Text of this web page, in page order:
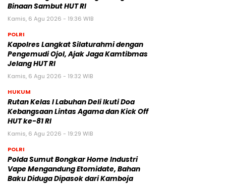
Binaan Sambut HUT RI
Kamis, 6 Agu 2026 - 19:36 WIB
POLRI
Kapolres Langkat Silaturahmi dengan
Pengemudi Ojol, Ajak Jaga Kamtibmas
Jelang HUT RI
Kamis, 6 Agu 2026 - 19:32 WIB
HUKUM
Rutan Kelas I Labuhan Deli Ikuti Doa
Kebangsaan Lintas Agama dan Kick Off
HUT ke-81 RI
Kamis, 6 Agu 2026 - 19:29 WIB
POLRI
Polda Sumut Bongkar Home Industri
Vape Mengandung Etomidate, Bahan
Baku Diduga Dipasok dari Kamboja